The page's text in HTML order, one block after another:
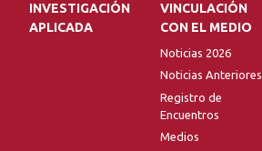
INVESTIGACIÓN
APLICADA
VINCULACIÓN
CON EL MEDIO
Noticias 2026
Noticias Anteriores
Registro de
Encuentros
Medios